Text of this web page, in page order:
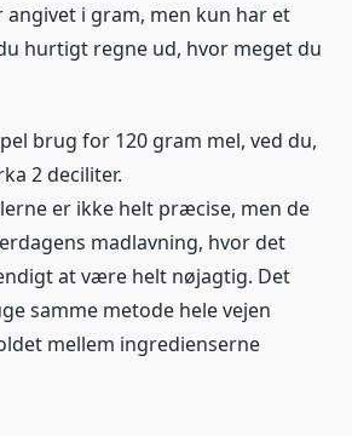
angivet i gram, men kun har et
hurtigt regne ud, hvor meget du
brug for 120 gram mel, ved du,
2 deciliter.
er ikke helt præcise, men de
madlavning, hvor det
at være helt nøjagtig. Det
samme metode hele vejen
mellem ingredienserne